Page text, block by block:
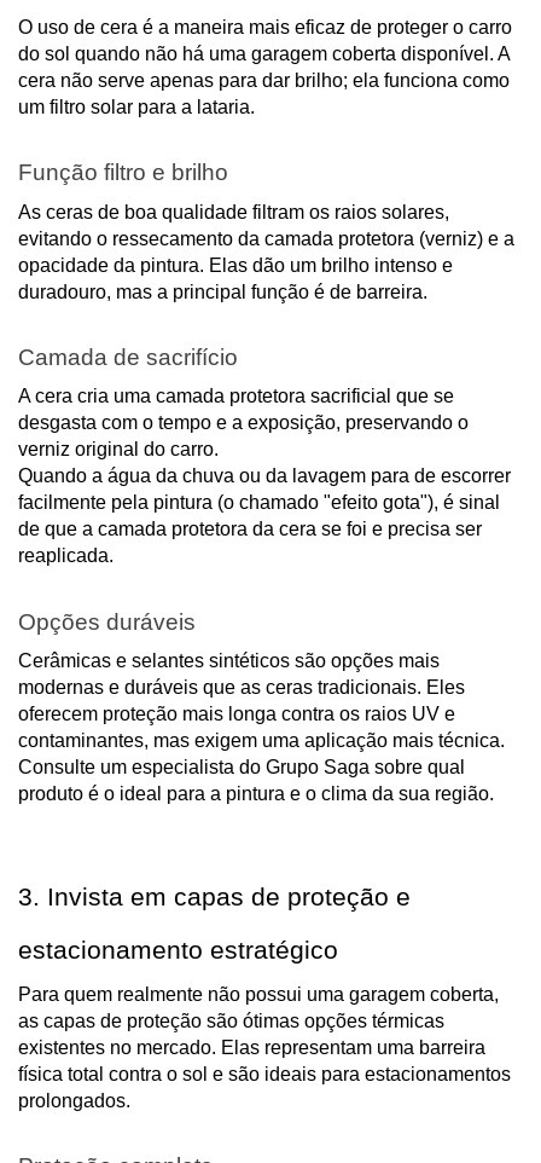
O uso de cera é a maneira mais eficaz de proteger o carro
do sol quando não há uma garagem coberta disponível. A
cera não serve apenas para dar brilho; ela funciona como
um filtro solar para a lataria.
Função filtro e brilho
As ceras de boa qualidade filtram os raios solares,
evitando o ressecamento da camada protetora (verniz) e a
opacidade da pintura. Elas dão um brilho intenso e
duradouro, mas a principal função é de barreira.
Camada de sacrifício
A cera cria uma camada protetora sacrificial que se
desgasta com o tempo e a exposição, preservando o
verniz original do carro.
Quando a água da chuva ou da lavagem para de escorrer
facilmente pela pintura (o chamado "efeito gota"), é sinal
de que a camada protetora da cera se foi e precisa ser
reaplicada.
Opções duráveis
Cerâmicas e selantes sintéticos são opções mais
modernas e duráveis que as ceras tradicionais. Eles
oferecem proteção mais longa contra os raios UV e
contaminantes, mas exigem uma aplicação mais técnica.
Consulte um especialista do Grupo Saga sobre qual
produto é o ideal para a pintura e o clima da sua região.
3. Invista em capas de proteção e
estacionamento estratégico
Para quem realmente não possui uma garagem coberta,
as capas de proteção são ótimas opções térmicas
existentes no mercado. Elas representam uma barreira
física total contra o sol e são ideais para estacionamentos
prolongados.